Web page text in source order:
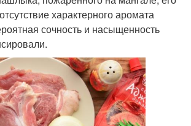
характерного аромата
сочность и насыщенность